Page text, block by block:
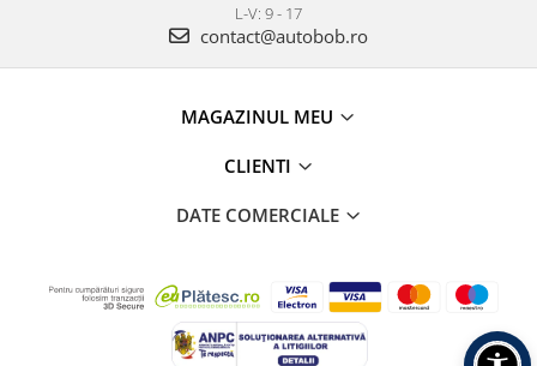
L-V: 9 - 17
contact@autobob.ro
MAGAZINUL MEU
CLIENTI
DATE COMERCIALE